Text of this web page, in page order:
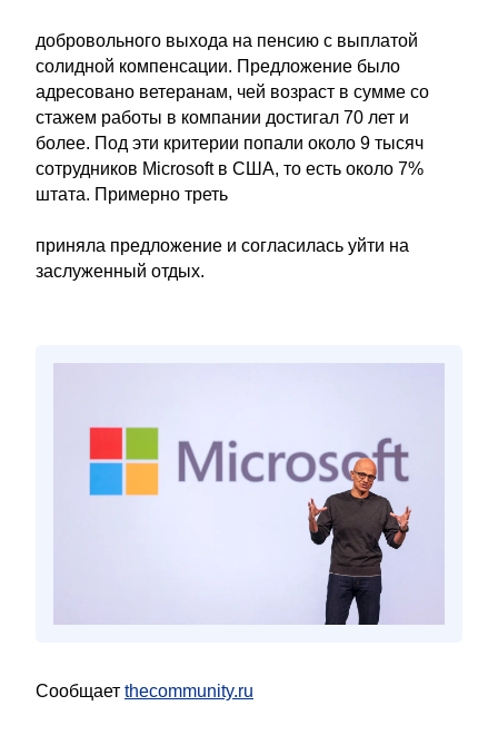
добровольного выхода на пенсию с выплатой
солидной компенсации. Предложение было
адресовано ветеранам, чей возраст в сумме со
стажем работы в компании достигал 70 лет и
более. Под эти критерии попали около 9 тысяч
сотрудников Microsoft в США, то есть около 7%
штата. Примерно треть
приняла предложение и согласилась уйти на
заслуженный отдых.
Сообщает thecommunity.ru